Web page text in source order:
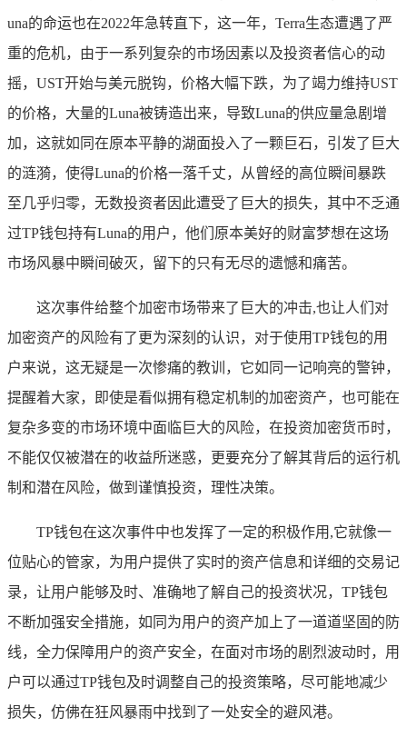
una的命运也在2022年急转直下，这一年，Terra生态遭遇了严
重的危机，由于一系列复杂的市场因素以及投资者信心的动
摇，UST开始与美元脱钩，价格大幅下跌，为了竭力维持UST
的价格，大量的Luna被铸造出来，导致Luna的供应量急剧增
加，这就如同在原本平静的湖面投入了一颗巨石，引发了巨大
的涟漪，使得Luna的价格一落千丈，从曾经的高位瞬间暴跌
至几乎归零，无数投资者因此遭受了巨大的损失，其中不乏通
过TP钱包持有Luna的用户，他们原本美好的财富梦想在这场
市场风暴中瞬间破灭，留下的只有无尽的遗憾和痛苦。
这次事件给整个加密市场带来了巨大的冲击,也让人们对
加密资产的风险有了更为深刻的认识，对于使用TP钱包的用
户来说，这无疑是一次惨痛的教训，它如同一记响亮的警钟，
提醒着大家，即使是看似拥有稳定机制的加密资产，也可能在
复杂多变的市场环境中面临巨大的风险，在投资加密货币时，
不能仅仅被潜在的收益所迷惑，更要充分了解其背后的运行机
制和潜在风险，做到谨慎投资，理性决策。
TP钱包在这次事件中也发挥了一定的积极作用,它就像一
位贴心的管家，为用户提供了实时的资产信息和详细的交易记
录，让用户能够及时、准确地了解自己的投资状况，TP钱包
不断加强安全措施，如同为用户的资产加上了一道道坚固的防
线，全力保障用户的资产安全，在面对市场的剧烈波动时，用
户可以通过TP钱包及时调整自己的投资策略，尽可能地减少
损失，仿佛在狂风暴雨中找到了一处安全的避风港。